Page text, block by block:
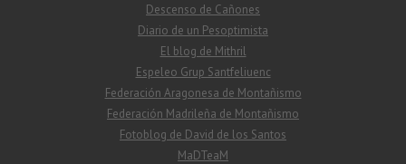
Descenso de Cañones
Diario de un Pesoptimista
El blog de Mithril
Espeleo Grup Santfeliuenc
Federación Aragonesa de Montañismo
Federación Madrileña de Montañismo
Fotoblog de David de los Santos
MaDTeaM